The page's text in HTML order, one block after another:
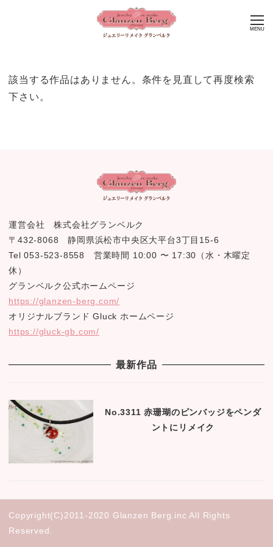
MENU
該当する作品はありません。条件を見直して再度検索
下さい。
運営会社 株式会社グランベルク
〒432-8068 静岡県浜松市中央区大平台3丁目15-6
Tel 053-523-8558 営業時間 10:00 〜 17:30（水・木曜定
休）
グランベルク公式ホームページ
https://glanzen-berg.com/
オリジナルブランド Gluck ホームページ
https://gluck-gb.com/
最新作品
No.3311 赤珊瑚のピンバッジをペンダ
ントにリメイク
Copyright(C)2011-2020 Glanzen Berg.inc All Rights
Reserved.